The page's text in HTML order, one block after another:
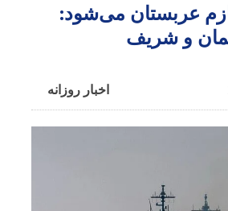
عربستان می‌شود:
و شریف
اخبار روزانه